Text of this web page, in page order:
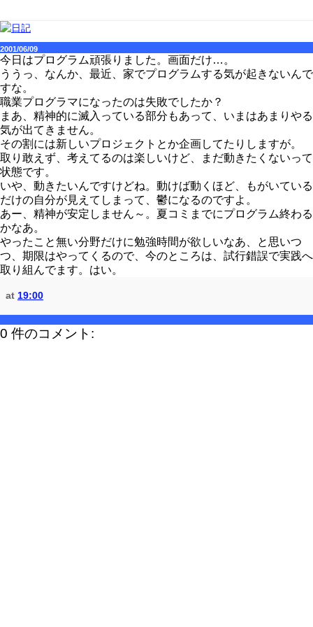
2001/06/09
今日はプログラム頑張りました。画面だけ…。
ううっ、なんか、最近、家でプログラムする気が起きないんで
すな。
職業プログラマになったのは失敗でしたか？
まあ、精神的に滅入っている部分もあって、いまはあまりやる
気が出てきません。
その割には新しいプロジェクトとか企画してたりしますが。
取り敢えず、考えてるのは楽しいけど、まだ動きたくないって
状態です。
いや、動きたいんですけどね。動けば動くほど、もがいている
だけの自分が見えてしまって、鬱になるのですよ。
あー、精神が安定しません～。夏コミまでにプログラム終わる
かなあ。
やったこと無い分野だけに勉強時間が欲しいなあ、と思いつ
つ、期限はやってくるので、今のところは、試行錯誤で実践へ
取り組んでます。はい。
at 19:00
0 件のコメント: